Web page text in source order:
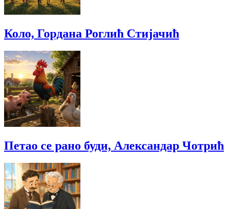
Коло, Гордана Роглић Стијачић
Петао се рано буди, Александар Чотрић